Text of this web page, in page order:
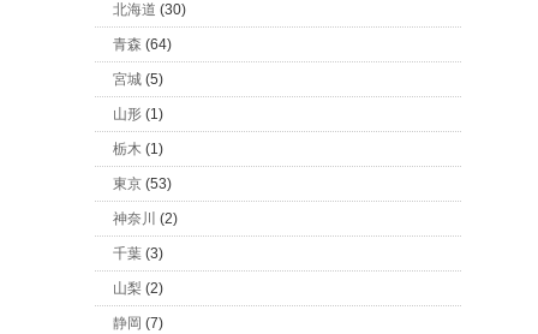
北海道 (30)
青森 (64)
宮城 (5)
山形 (1)
栃木 (1)
東京 (53)
神奈川 (2)
千葉 (3)
山梨 (2)
静岡 (7)